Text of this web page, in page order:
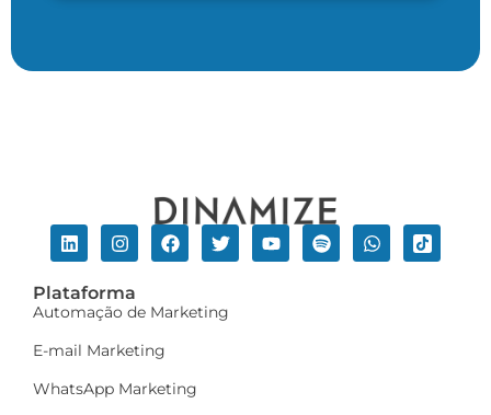
Plataforma
Automação de Marketing
E-mail Marketing
WhatsApp Marketing